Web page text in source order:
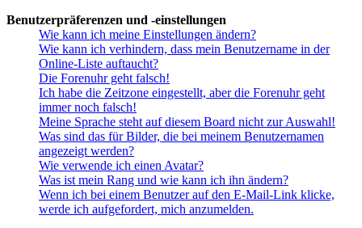
Benutzerpräferenzen und -einstellungen
Wie kann ich meine Einstellungen ändern?
Wie kann ich verhindern, dass mein Benutzername in der
Online-Liste auftaucht?
Die Forenuhr geht falsch!
Ich habe die Zeitzone eingestellt, aber die Forenuhr geht
immer noch falsch!
Meine Sprache steht auf diesem Board nicht zur Auswahl!
Was sind das für Bilder, die bei meinem Benutzernamen
angezeigt werden?
Wie verwende ich einen Avatar?
Was ist mein Rang und wie kann ich ihn ändern?
Wenn ich bei einem Benutzer auf den E-Mail-Link klicke,
werde ich aufgefordert, mich anzumelden.